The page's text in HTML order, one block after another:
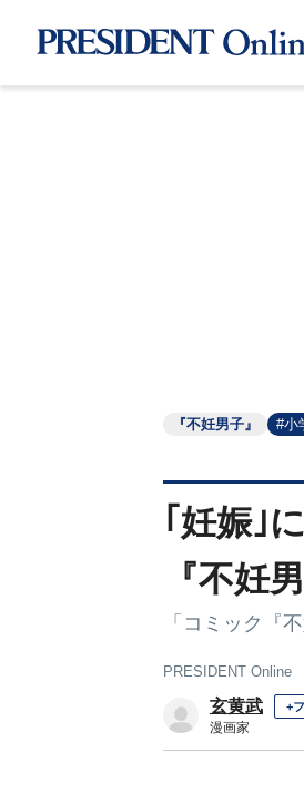
『不妊男子』 #小
｢妊娠｣
『不妊
「コミック『
PRESIDENT Online
玄黄武 +
漫画家